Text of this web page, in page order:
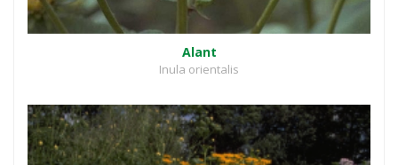
Alant
Inula orientalis